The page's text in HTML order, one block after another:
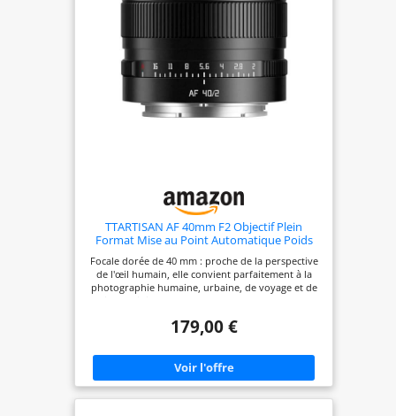
TTARTISAN AF 40mm F2 Objectif Plein
Format Mise au Point Automatique Poids
léger Objectif Polyvalent (pour Sony E)
Focale dorée de 40 mm : proche de la perspective
de l'œil humain, elle convient parfaitement à la
photographie humaine, urbaine, de voyage et de
claire même dans des conditions de faible
aluminium aéronautique ne pèse que 167 à 176 g,
ce qui en fait un objectif idéal pour les
déplacements. Haute qualité d'image : la
combinaison de lentilles à dispersion extra-faible
179,00 €